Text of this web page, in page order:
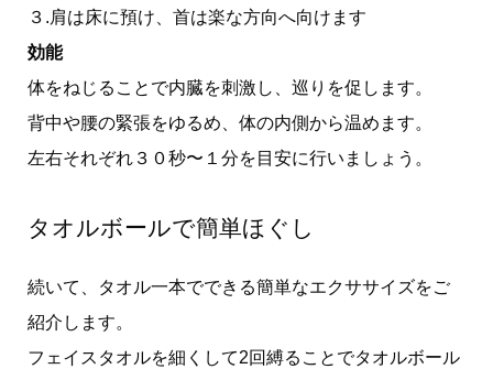
３.肩は床に預け、首は楽な方向へ向けます
効能
体をねじることで内臓を刺激し、巡りを促します。
背中や腰の緊張をゆるめ、体の内側から温めます。
左右それぞれ３０秒〜１分を目安に行いましょう。
タオルボールで簡単ほぐし
続いて、タオル一本でできる簡単なエクササイズをご
紹介します。
フェイスタオルを細くして2回縛ることでタオルボール